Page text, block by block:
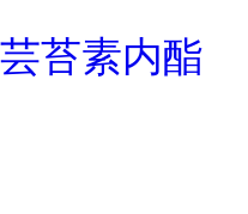
芸苔素内酯